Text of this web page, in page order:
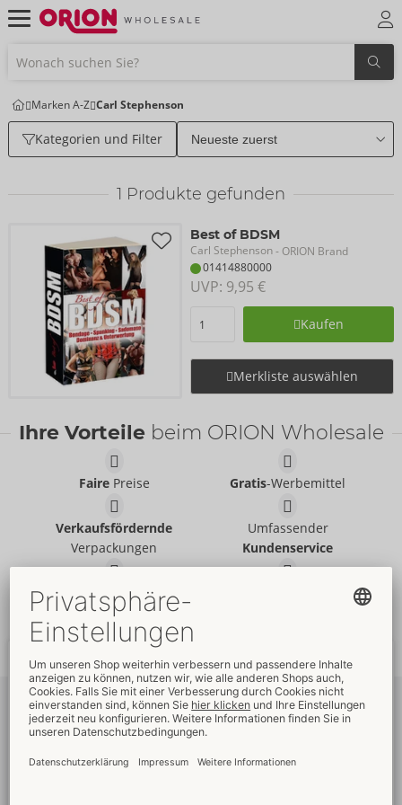
Marken A-Z Carl Stephenson
Kategorien und Filter
1 Produkte gefunden
Best of BDSM
Carl Stephenson- ORION Brand
01414880000
UVP: 9,95 €
Kaufen
Merkliste auswählen
Ihre Vorteile beim ORION Wholesale
FairePreise Gratis-Werbemittel
Verkaufsfördernde
Verpackungen
Umfassender
Kundenservice
Schnelle weltweite
Lieferung
Newsletterabonnieren
Um unseren Newsletter zu abonnieren, melden Sie sich bitte im